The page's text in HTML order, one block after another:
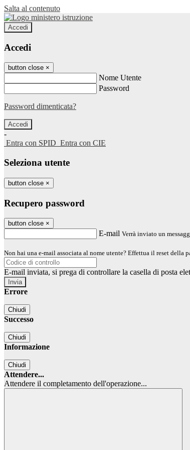
Salta al contenuto
Accedi
Accedi
button close ×
Nome Utente
Password
Password dimenticata?
-
Entra con SPID Entra con CIE
Seleziona utente
button close ×
Recupero password
button close ×
E-mail Verrà inviato un
Non hai una e-mail associata al nome utente? Effettua il reset della
E-mail inviata, si prega di controllare la casella di posta
Errore
Chiudi
Successo
Chiudi
Informazione
Chiudi
Attendere...
Attendere il completamento dell'operazione...